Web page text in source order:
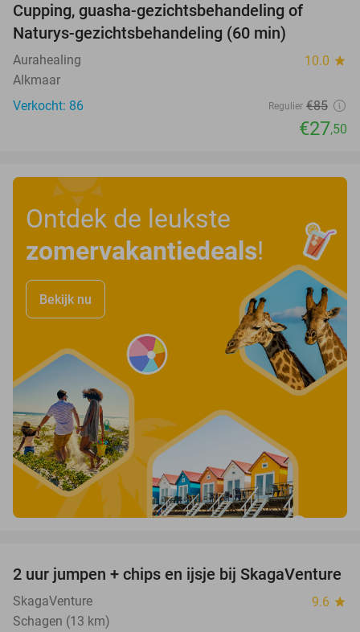
Cupping, guasha-gezichtsbehandeling of
Naturys-gezichtsbehandeling (60 min)
Aurahealing 10.0 star
Alkmaar
Verkocht: 86
Regulier €85
€27,50
Ontdek de leukste
zomervakantiedeals!
Bekijk nu
45%
2 uur jumpen + chips en ijsje bij SkagaVenture
SkagaVenture 9.6 star
Schagen (13 km)